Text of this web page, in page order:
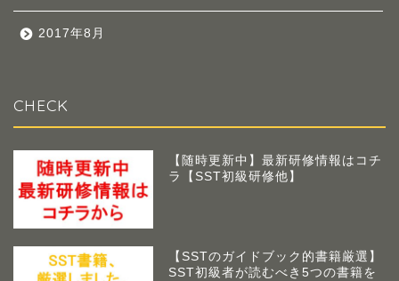
2017年8月
CHECK
【随時更新中】最新研修情報はコチ
ラ【SST初級研修他】
【SSTのガイドブック的書籍厳選】
SST初級者が読むべき5つの書籍を